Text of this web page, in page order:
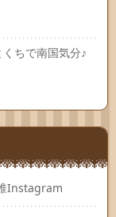
ちで南国気分♪
Instagram